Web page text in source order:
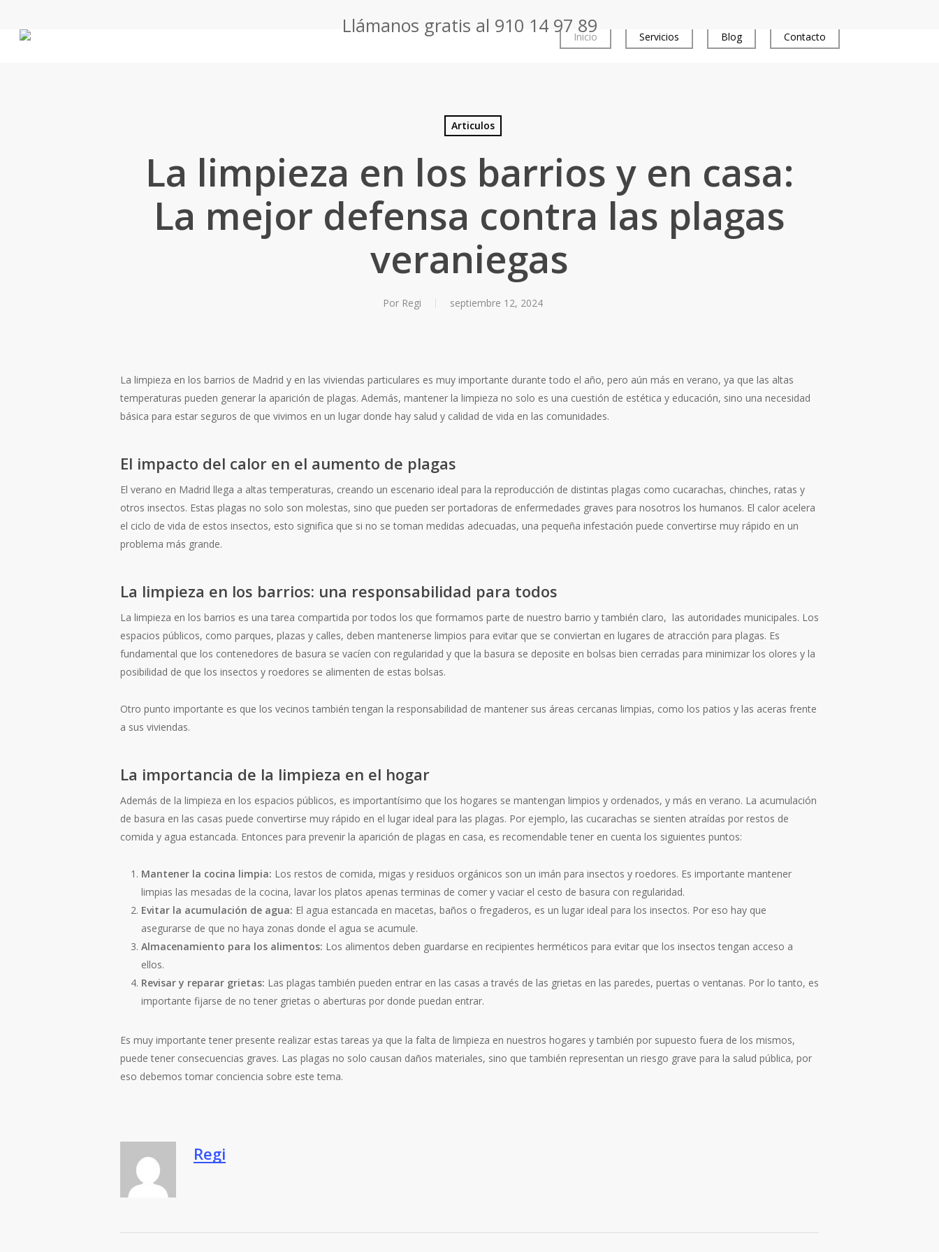
main
Llámanos gratis al 910 14 97 89
Inicio Servicios Blog Contacto
Articulos
La limpieza en los barrios y en casa:
La mejor defensa contra las plagas
veraniegas
Por Regi septiembre 12, 2024
La limpieza en los barrios de Madrid y en las viviendas particulares es muy importante durante todo el año, pero aún más en verano, ya que las altas
temperaturas pueden generar la aparición de plagas. Además, mantener la limpieza no solo es una cuestión de estética y educación, sino una necesidad
básica para estar seguros de que vivimos en un lugar donde hay salud y calidad de vida en las comunidades.
El impacto del calor en el aumento de plagas
El verano en Madrid llega a altas temperaturas, creando un escenario ideal para la reproducción de distintas plagas como cucarachas, chinches, ratas y
otros insectos. Estas plagas no solo son molestas, sino que pueden ser portadoras de enfermedades graves para nosotros los humanos. El calor acelera
el ciclo de vida de estos insectos, esto significa que si no se toman medidas adecuadas, una pequeña infestación puede convertirse muy rápido en un
problema más grande.
La limpieza en los barrios: una responsabilidad para todos
La limpieza en los barrios es una tarea compartida por todos los que formamos parte de nuestro barrio y también claro, las autoridades municipales. Los
espacios públicos, como parques, plazas y calles, deben mantenerse limpios para evitar que se conviertan en lugares de atracción para plagas. Es
fundamental que los contenedores de basura se vacíen con regularidad y que la basura se deposite en bolsas bien cerradas para minimizar los olores y la
posibilidad de que los insectos y roedores se alimenten de estas bolsas.
Otro punto importante es que los vecinos también tengan la responsabilidad de mantener sus áreas cercanas limpias, como los patios y las aceras frente
a sus viviendas.
La importancia de la limpieza en el hogar
Además de la limpieza en los espacios públicos, es importantísimo que los hogares se mantengan limpios y ordenados, y más en verano. La acumulación
de basura en las casas puede convertirse muy rápido en el lugar ideal para las plagas. Por ejemplo, las cucarachas se sienten atraídas por restos de
comida y agua estancada. Entonces para prevenir la aparición de plagas en casa, es recomendable tener en cuenta los siguientes puntos:
Mantener la cocina limpia: Los restos de comida, migas y residuos orgánicos son un imán para insectos y roedores. Es importante mantener
limpias las mesadas de la cocina, lavar los platos apenas terminas de comer y vaciar el cesto de basura con regularidad.
Evitar la acumulación de agua: El agua estancada en macetas, baños o fregaderos, es un lugar ideal para los insectos. Por eso hay que
asegurarse de que no haya zonas donde el agua se acumule.
Almacenamiento para los alimentos: Los alimentos deben guardarse en recipientes herméticos para evitar que los insectos tengan acceso a
ellos.
Revisar y reparar grietas: Las plagas también pueden entrar en las casas a través de las grietas en las paredes, puertas o ventanas. Por lo tanto, es
importante fijarse de no tener grietas o aberturas por donde puedan entrar.
Es muy importante tener presente realizar estas tareas ya que la falta de limpieza en nuestros hogares y también por supuesto fuera de los mismos,
puede tener consecuencias graves. Las plagas no solo causan daños materiales, sino que también representan un riesgo grave para la salud pública, por
eso debemos tomar conciencia sobre este tema.
Regi